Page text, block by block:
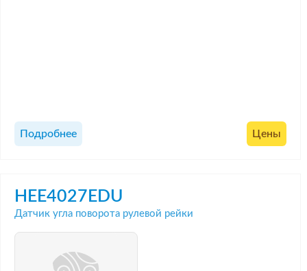
Подробнее Цены
HEE4027EDU
Датчик угла поворота рулевой рейки